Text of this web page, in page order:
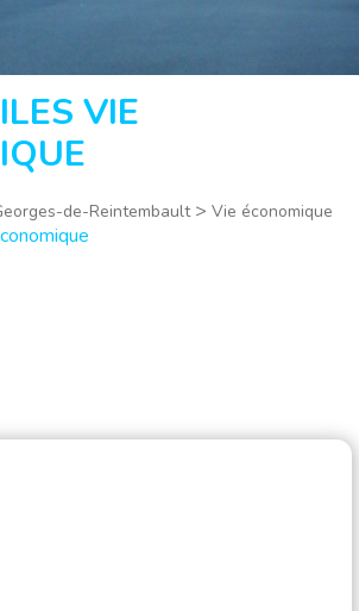
VIE
de-Reintembault>Vie économique